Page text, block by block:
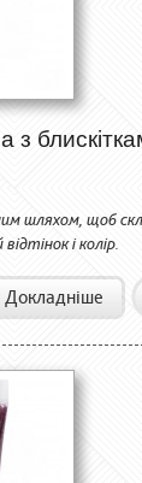
з
шляхом, щоб
і колір.
Докладніше